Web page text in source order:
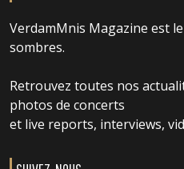
VerdamMnis Magazine est
sombres.
Retrouvez toutes nos
photos de concerts
et live reports, interviews,